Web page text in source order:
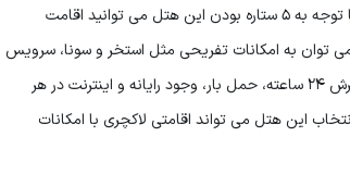
می توانید اقامت
می توان به امکانات تفریحی مثل استخر و سونا، سرویس
دهی عالی به اتاق ها، امکان سرو غذا و نوشیدنی به صورت 24 ساعته در رستوران، پذیرش 24 ساعته، حمل بار، وجود رایانه و اینترنت در هر
این هتل می تواند اقامتی لاکچری با امکانات